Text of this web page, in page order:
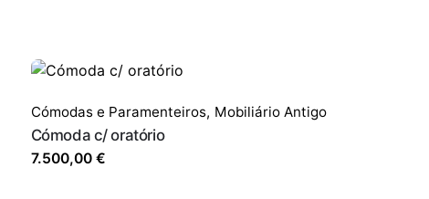
Cómodas e Paramenteiros, Mobiliário Antigo
Cómoda c/ oratório
7.500,00 €